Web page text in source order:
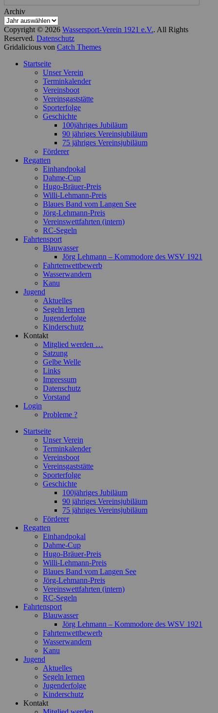
Archiv
Copyright © 2026 Wassersport-Verein 1921 e.V.. All Rights
Reserved. Datenschutz
Gridalicious von Catch Themes
oben
Startseite
Unser Verein
Terminkalender
Vereinsboot
Vereinsgaststätte
Sporterfolge
Geschichte
100jähriges Jubiläum
90 jähriges Vereinsjubiläum
75 jähriges Vereinsjubiläum
Förderer
Regatten
Einhandpokal
Dahme-Cup
Hugo-Bräuer-Preis
Willi-Lehmann-Preis
Blaues Band vom Langen See
Jörg-Lehmann-Preis
Vereinswettfahrten (intern)
RC-Segeln
Fahrtensport
Blauwasser
Jörg Lehmann – Kommodore des WSV 1921
Fahrtenwettbewerb
Wasserwandern
Kanu
Jugend
Aktuelles
Segeln lernen
Jugenderfolge
Kinderschutz
Kontakt
Mitglied werden …
Satzung
Gelbe Welle
Links
Impressum
Datenschutz
Vorstand
Login
Probleme ?
Startseite
Unser Verein
Terminkalender
Vereinsboot
Vereinsgaststätte
Sporterfolge
Geschichte
100jähriges Jubiläum
90 jähriges Vereinsjubiläum
75 jähriges Vereinsjubiläum
Förderer
Regatten
Einhandpokal
Dahme-Cup
Hugo-Bräuer-Preis
Willi-Lehmann-Preis
Blaues Band vom Langen See
Jörg-Lehmann-Preis
Vereinswettfahrten (intern)
RC-Segeln
Fahrtensport
Blauwasser
Jörg Lehmann – Kommodore des WSV 1921
Fahrtenwettbewerb
Wasserwandern
Kanu
Jugend
Aktuelles
Segeln lernen
Jugenderfolge
Kinderschutz
Kontakt